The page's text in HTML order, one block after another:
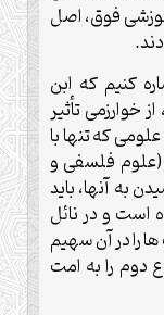
فوق، اصل
كنيم كه ابن
خود، از خوارزمى تأثير
كه تنها با
(علوم فلسفى و
به آنها، بايد
است و در نائل
را در آن سهيم
دوم را به امت